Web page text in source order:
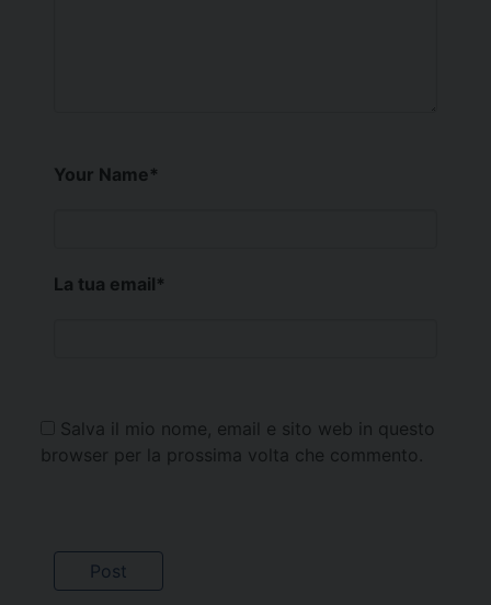
Your Name*
La tua email*
Salva il mio nome, email e sito web in questo
browser per la prossima volta che commento.